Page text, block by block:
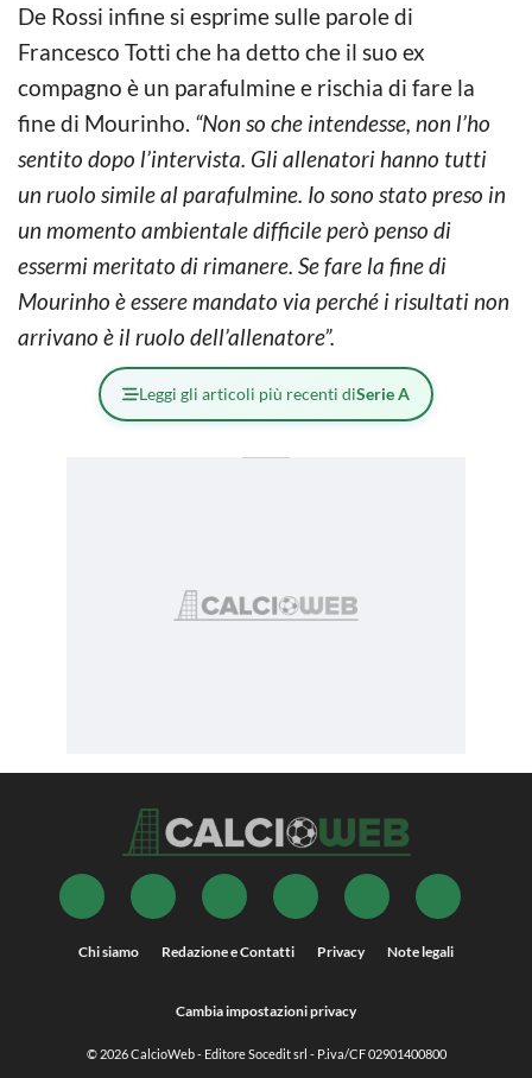
De Rossi infine si esprime sulle parole di
Francesco Totti che ha detto che il suo ex
compagno è un parafulmine e rischia di fare la
fine di Mourinho. “Non so che intendesse, non l’ho
sentito dopo l’intervista. Gli allenatori hanno tutti
un ruolo simile al parafulmine. Io sono stato preso in
un momento ambientale difficile però penso di
essermi meritato di rimanere. Se fare la fine di
Mourinho è essere mandato via perché i risultati non
arrivano è il ruolo dell’allenatore”.
Leggi gli articoli più recenti diSerie A
Chi siamo Redazione e Contatti Privacy Note legali
Cambia impostazioni privacy
© 2026CalcioWeb- Editore Socedit srl - P.iva/CF 02901400800